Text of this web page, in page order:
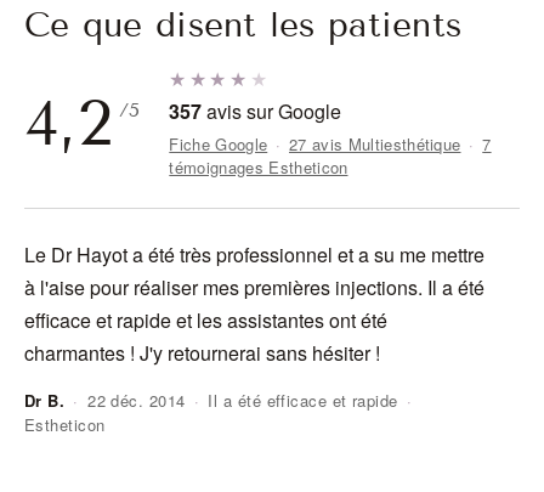
Ce que disent les patients
4,2 /5
★★★★ ★
357avis sur Google
Fiche Google · 27 avis Multiesthétique · 7
témoignages Estheticon
Le Dr Hayot a été très professionnel et a su me mettre
à l'aise pour réaliser mes premières injections. Il a été
efficace et rapide et les assistantes ont été
charmantes ! J'y retournerai sans hésiter !
Dr B. · 22 déc. 2014 · Il a été efficace et rapide ·
Estheticon